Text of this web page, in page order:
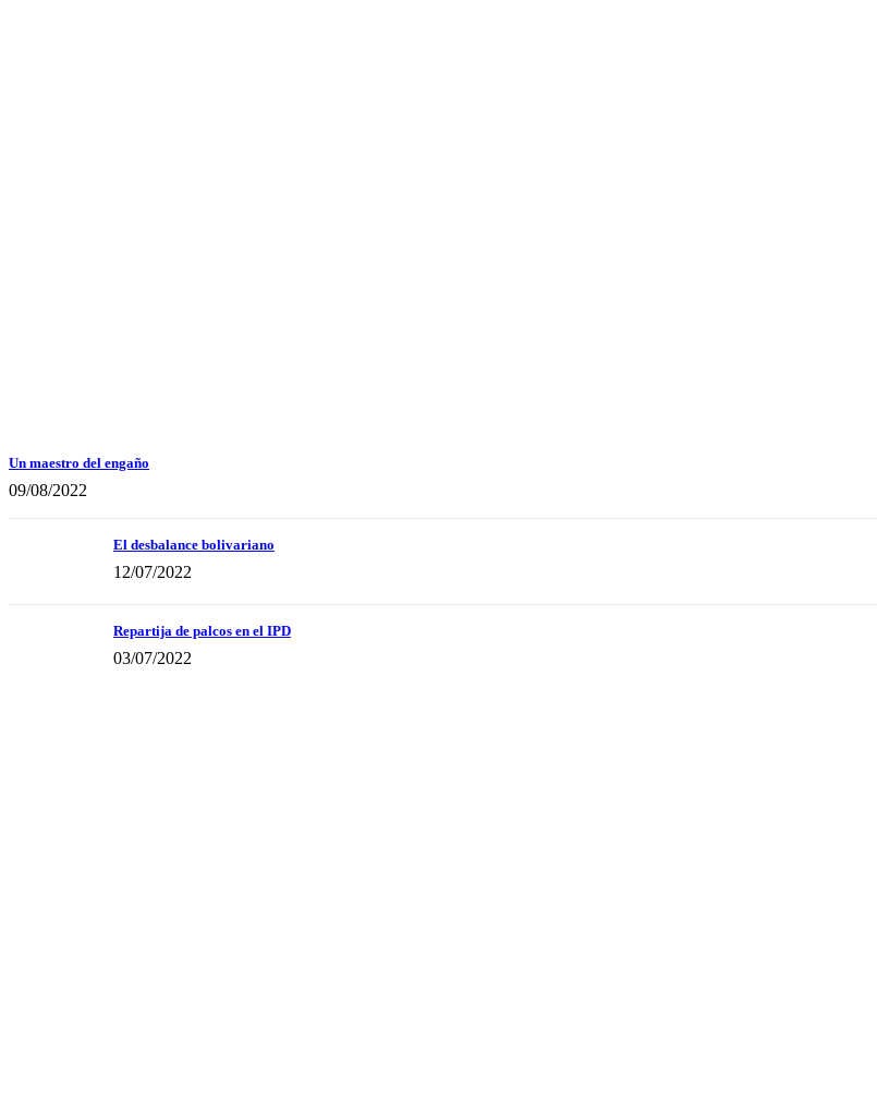
Un maestro del engaño
09/08/2022
El desbalance bolivariano
12/07/2022
Repartija de palcos en el IPD
03/07/2022